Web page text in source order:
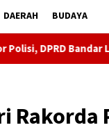
DAERAH BUDAYA
Lampung Minta
Rakorda